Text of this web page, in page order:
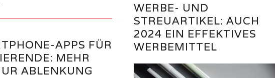
WERBE- UND
STREUARTIKEL: AUCH
2024 EIN EFFEKTIVES
WERBEMITTEL
APPS FÜR
MEHR
ABLENKUNG